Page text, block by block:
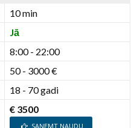
10 min
Jā
8:00 - 22:00
50 - 3000 €
18 - 70 gadi
€ 3500
SAŅEMT NAUDU